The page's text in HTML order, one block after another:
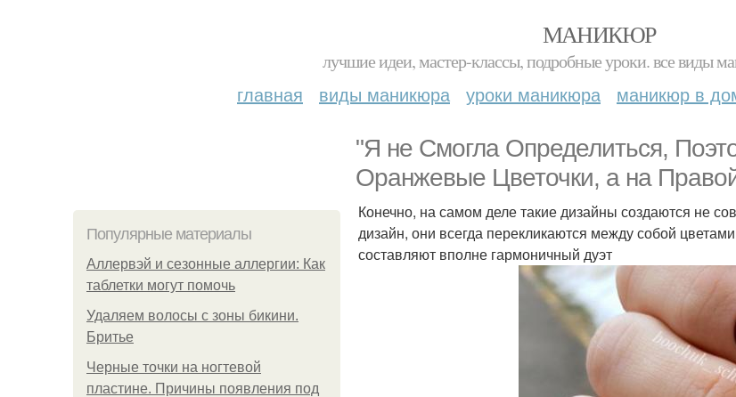
МАНИКЮР
лучшие идеи, мастер-классы, подробные уроки. все виды
главная виды маникюра уроки маникюра маникюр в
"Я не Смогла Определиться,
Оранжевые Цветочки, а на
Популярные материалы
Аллервэй и сезонные аллергии: Как
таблетки могут помочь
Удаляем волосы с зоны бикини.
Бритье
Черные точки на ногтевой
пластине. Причины появления под
Конечно, на самом деле такие дизайны создаются не
дизайн, они всегда перекликаются между собой
составляют вполне гармоничный дуэт